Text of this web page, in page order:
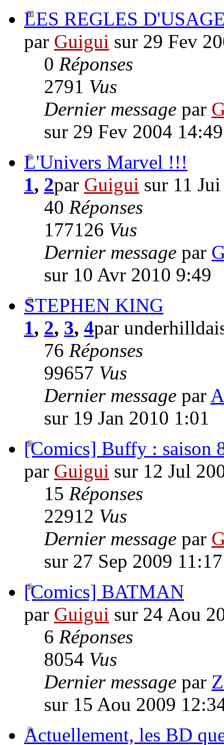
LES REGLES
par Guigui sur 29 Fev
0 Réponses
2791 Vus
Dernier message par
sur 29 Fev 2004 14:49
L'Univers Marvel !!!
1, 2par Guigui sur 11
40 Réponses
177126 Vus
Dernier message par
sur 10 Avr 2010 9:49
STEPHEN KING
1, 2, 3, 4par
76 Réponses
99657 Vus
Dernier message par
sur 19 Jan 2010 1:01
[Comics] Buffy : saison
par Guigui sur 12 Jul
15 Réponses
22912 Vus
Dernier message par
sur 27 Sep 2009 11:17
[Comics] BATMAN
par Guigui sur 24 Aou
6 Réponses
8054 Vus
Dernier message par
sur 15 Aou 2009
Actuellement, les BD